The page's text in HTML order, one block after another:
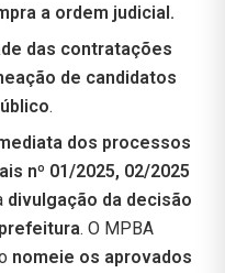
a ordem judicial.
das contratações
de candidatos
.
dos processos
nº 01/2025, 02/2025
divulgação da decisão
. O MPBA
nomeie os aprovados